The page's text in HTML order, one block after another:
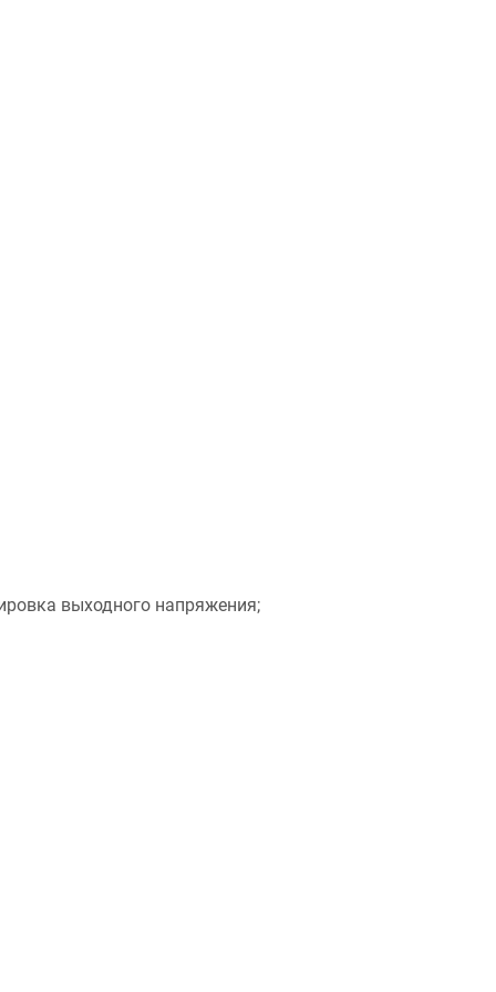
выходного напряжения;